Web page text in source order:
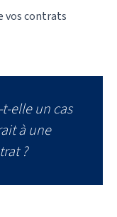
vos contrats
elle un cas
à une
?